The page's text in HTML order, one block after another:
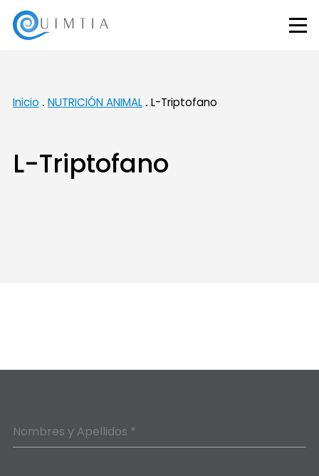
Inicio NUTRICIÓN ANIMAL L-Triptofano
L-Triptofano
Nombres y Apellidos *